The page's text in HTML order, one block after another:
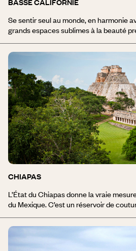
BASSE CALIFORNIE
Se sentir seul au monde, en harmonie
grands espaces sublimes à la beauté
Californie, la Perle du Mexique, un
instants. Des plages de sable blanc,
des eaux limpides turquoise, des îles
majestueuses plantées de cactus
Bahia Balandra, Todos Santos, des
pour l'aventure. Lors d'un séjour en
des fonds marins partiront à la
Cortez, et vivront l'hiver la rencontre
de leurs baleineaux dans la baie de
CHIAPAS
L’État du Chiapas donne la vraie
du Mexique. C’est un réservoir de
Zinacatan, Tzeltal à Amatenango,
forêt du Chiapas. Sur les hauts
mayas racontent en tissant l’histoire